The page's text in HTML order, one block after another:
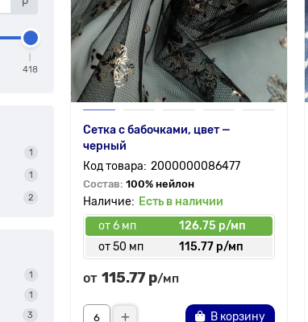
418
1
1
2
1
1
3
Сетка с бабочками, цвет —
черный
2000000086477
Состав: 100% нейлон
Есть в наличии
от 6 мп
126.75 р/мп
от 50 мп
115.77 р/мп
от 115.77 р/мп
В корзину